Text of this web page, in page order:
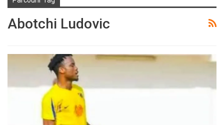
Abotchi Ludovic